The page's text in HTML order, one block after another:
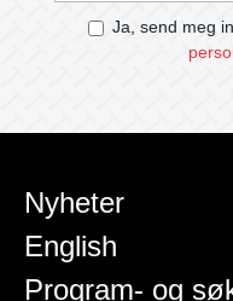
Ja, send meg
Nyheter
English
Program- og